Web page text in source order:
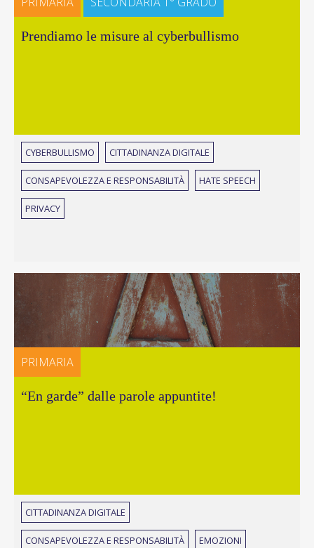
Prendiamo le misure al cyberbullismo
CYBERBULLISMO CITTADINANZA DIGITALE
CONSAPEVOLEZZA E RESPONSABILITÀ HATE SPEECH
PRIVACY
PRIMARIA
“En garde” dalle parole appuntite!
CITTADINANZA DIGITALE
CONSAPEVOLEZZA E RESPONSABILITÀ EMOZIONI